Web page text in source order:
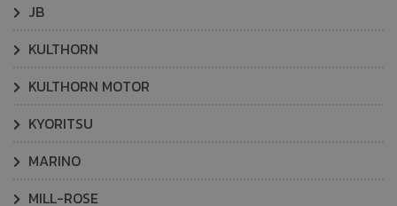
JB
KULTHORN
KULTHORN MOTOR
KYORITSU
MARINO
MILL-ROSE